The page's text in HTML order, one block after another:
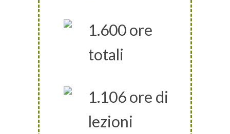
1.600 ore
totali
1.106 ore di
lezioni